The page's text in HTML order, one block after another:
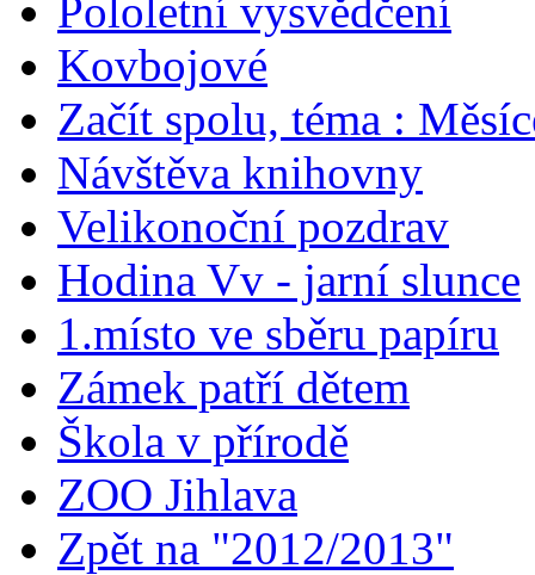
Pololetní vysvědčení
Kovbojové
Začít spolu, téma :
Návštěva knihovny
Velikonoční pozdrav
Hodina Vv - jarní slunce
1.místo ve sběru papíru
Zámek patří dětem
Škola v přírodě
ZOO Jihlava
Zpět na "2012/2013"